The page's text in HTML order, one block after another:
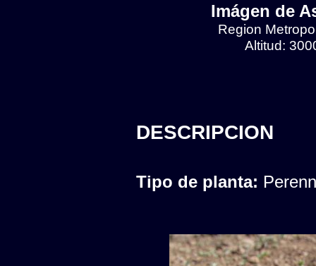
Imágen de
Region
Altitud:
DESCRIPCION
Tipo de planta: